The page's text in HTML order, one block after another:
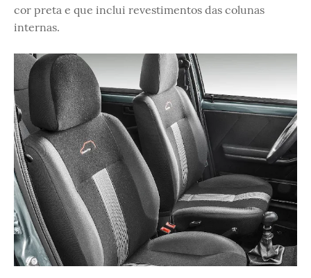
cor preta e que inclui revestimentos das colunas
internas.